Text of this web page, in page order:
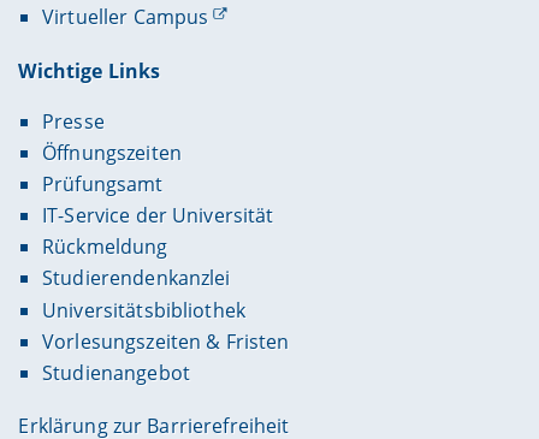
Virtueller Campus
Wichtige Links
Presse
Öffnungszeiten
Prüfungsamt
IT-Service der Universität
Rückmeldung
Studierendenkanzlei
Universitätsbibliothek
Vorlesungszeiten & Fristen
Studienangebot
Erklärung zur Barrierefreiheit